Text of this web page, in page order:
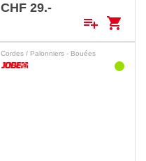
CHF 29.-
playlist_add shopping_cart
Cordes / Palonniers - Bouées